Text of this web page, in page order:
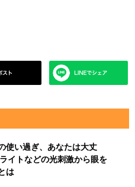
使い過ぎ、あなたは大丈
イトなどの光刺激から眼を
は